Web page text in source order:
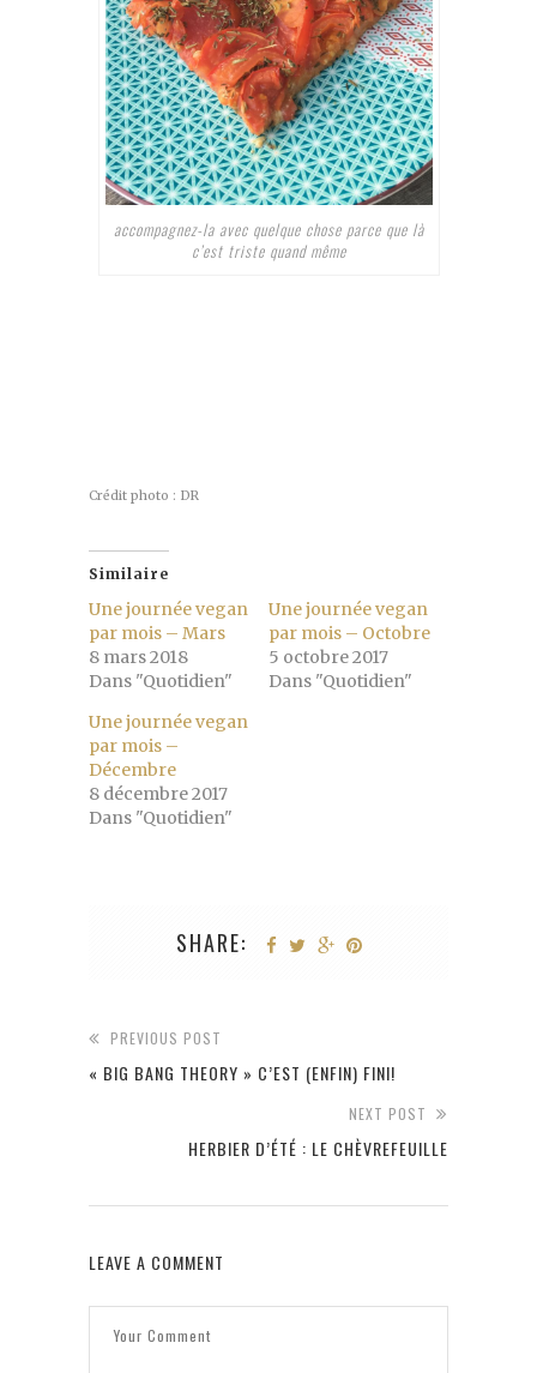
accompagnez-la avec quelque chose parce que là
c’est triste quand même
Crédit photo : DR
Similaire
Une journée vegan
par mois – Mars
8 mars 2018
Dans "Quotidien"
Une journée vegan
par mois – Octobre
5 octobre 2017
Dans "Quotidien"
Une journée vegan
par mois –
Décembre
8 décembre 2017
Dans "Quotidien"
SHARE:
PREVIOUS POST
« BIG BANG THEORY » C’EST (ENFIN) FINI!
NEXT POST
HERBIER D’ÉTÉ : LE CHÈVREFEUILLE
LEAVE A COMMENT